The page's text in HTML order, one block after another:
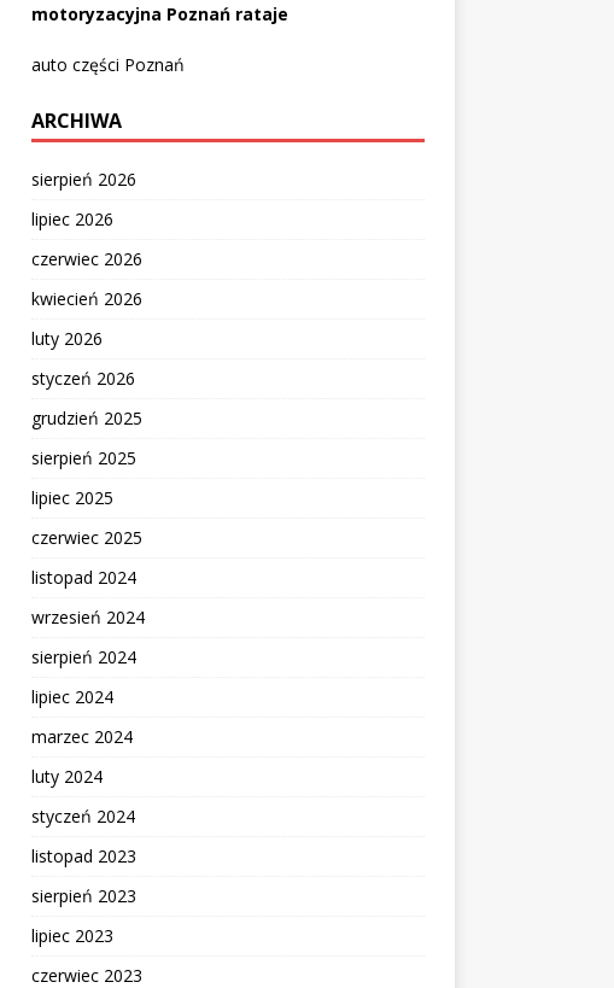
motoryzacyjna Poznań rataje
auto części Poznań
ARCHIWA
sierpień 2026
lipiec 2026
czerwiec 2026
kwiecień 2026
luty 2026
styczeń 2026
grudzień 2025
sierpień 2025
lipiec 2025
czerwiec 2025
listopad 2024
wrzesień 2024
sierpień 2024
lipiec 2024
marzec 2024
luty 2024
styczeń 2024
listopad 2023
sierpień 2023
lipiec 2023
czerwiec 2023